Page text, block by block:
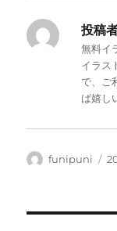
投稿
無料イ
イラス
で、ご
ば嬉し
投
funipuni
投